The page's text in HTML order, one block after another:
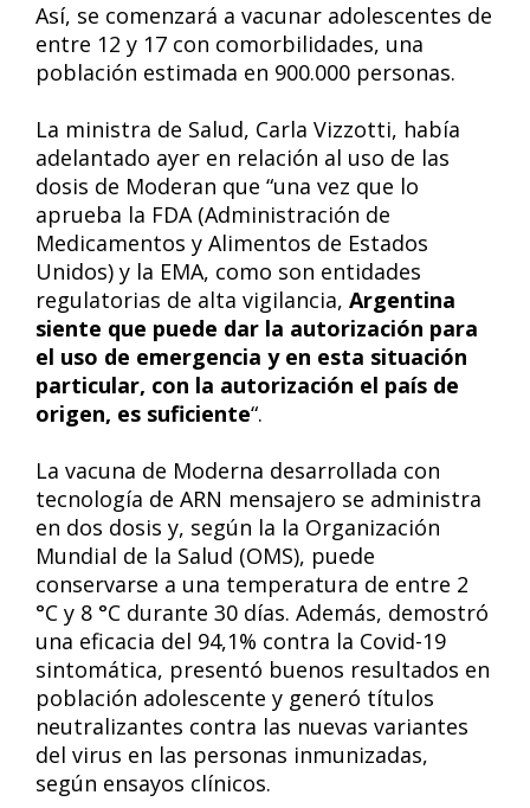
Así, se comenzará a vacunar adolescentes de
entre 12 y 17 con comorbilidades, una
población estimada en 900.000 personas.
La ministra de Salud, Carla Vizzotti, había
adelantado ayer en relación al uso de las
dosis de Moderan que “una vez que lo
aprueba la FDA (Administración de
Medicamentos y Alimentos de Estados
Unidos) y la EMA, como son entidades
regulatorias de alta vigilancia, Argentina
siente que puede dar la autorización para
el uso de emergencia y en esta situación
particular, con la autorización el país de
origen, es suficiente“.
La vacuna de Moderna desarrollada con
tecnología de ARN mensajero se administra
en dos dosis y, según la la Organización
Mundial de la Salud (OMS), puede
conservarse a una temperatura de entre 2
°C y 8 °C durante 30 días. Además, demostró
una eficacia del 94,1% contra la Covid-19
sintomática, presentó buenos resultados en
población adolescente y generó títulos
neutralizantes contra las nuevas variantes
del virus en las personas inmunizadas,
según ensayos clínicos.